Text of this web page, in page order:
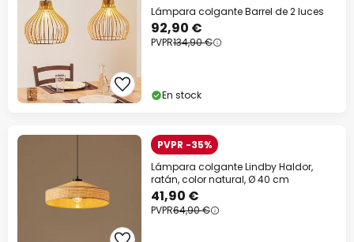
Lámpara colgante Barrel de 2 luces
92,90 €
PVPR134,90 €
En stock
PVPR -35%
Lámpara colgante Lindby Haldor,
ratán, color natural, Ø 40 cm
41,90 €
PVPR64,90 €